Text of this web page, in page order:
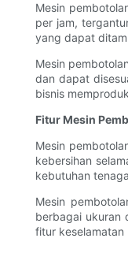
Mesin
per jam,
yang dapat
Mesin
dan dapat
bisnis
Fitur Mesin
Mesin
kebersihan
kebutuhan
Mesin
berbagai ukuran
fitur keselamatan